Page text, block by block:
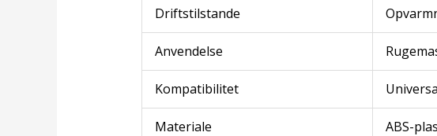
Driftstilstande
Anvendelse
Kompatibilitet
Materiale ABS-